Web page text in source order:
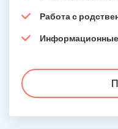
Работа с
Информационные